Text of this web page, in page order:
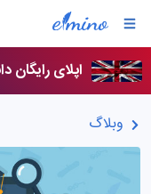
اپلای رایگان
وبلاگ